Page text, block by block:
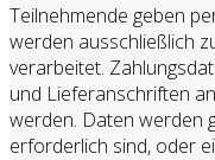
Teilnehmende geben
werden ausschließlich
verarbeitet.
und Lieferanschriften
werden. Daten werden
erforderlich sind, oder